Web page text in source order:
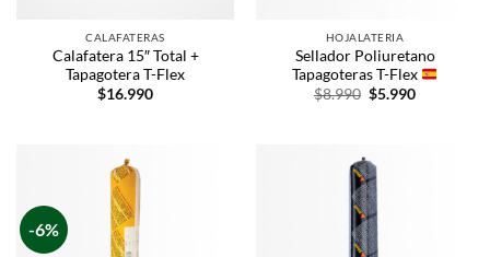
CALAFATERAS
Calafatera 15″ Total +
Tapagotera T-Flex
$16.990
HOJALATERIA
Sellador Poliuretano
Tapagoteras T-Flex
$8.990 $5.990
-6%